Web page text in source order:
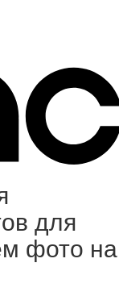
для
фото на